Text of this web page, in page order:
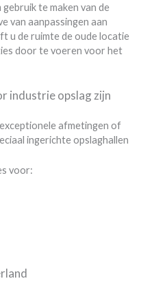
te maken van de
van aanpassingen aan
u de ruimte de oude locatie
door te voeren voor het
industrie opslag zijn
afmetingen of
ingerichte opslaghallen
voor: